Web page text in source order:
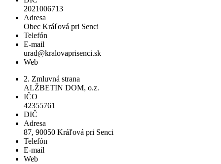
2021006713
Adresa
Obec Kráľová pri Senci
Telefón
E-mail
urad@kralovaprisenci.sk
Web
2. Zmluvná strana
ALŽBETIN DOM, o.z.
IČO
42355761
DIČ
Adresa
87, 90050 Kráľová pri Senci
Telefón
E-mail
Web